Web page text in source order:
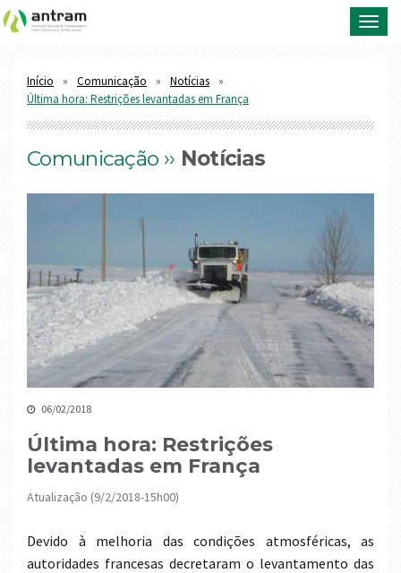
Início Comunicação
Notícias
Última hora: Restrições levantadas em França
Comunicação ›› Notícias
06/02/2018
Última hora: Restrições
levantadas em França
Atualização (9/2/2018-15h00)
Devido à melhoria das condições atmosféricas, as
autoridades francesas decretaram o levantamento das